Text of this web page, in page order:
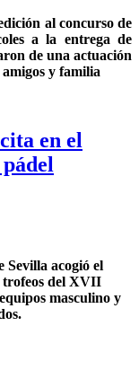
al concurso de
a la entrega de
de una actuación
y familia
en el
Sevilla acogió el
trofeos del XVII
masculino y